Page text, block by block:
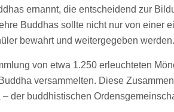
ernannt, die entscheidend zur
Buddhas sollte nicht nur von einer
bewahrt und weitergegeben werden.
von etwa 1.250 erleuchteten
versammelten. Diese
der buddhistischen